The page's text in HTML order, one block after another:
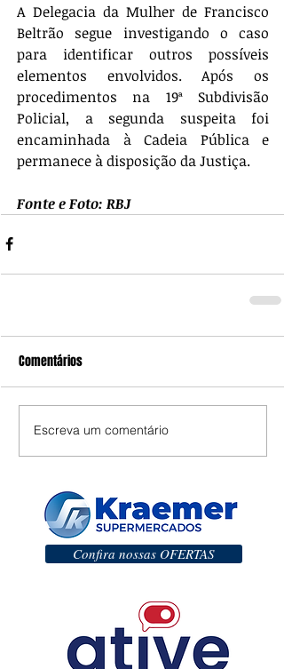
A Delegacia da Mulher de Francisco
Beltrão segue investigando o caso
para identificar outros possíveis
elementos envolvidos. Após os
procedimentos na 19ª Subdivisão
Policial, a segunda suspeita foi
encaminhada à Cadeia Pública e
permanece à disposição da Justiça.
Fonte e Foto: RBJ
Comentários
Escreva um comentário
Confira nossas OFERTAS